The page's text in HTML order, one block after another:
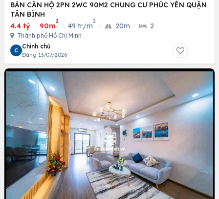
BÁN CĂN HỘ 2PN 2WC 90M2 CHUNG CƯ PHÚC YÊN QUẬN
TÂN BÌNH
4.4 tỷ · 90m
2
· 49 tr/m
2
· 20m · 2
Thành phố Hồ Chí Minh
C
Chính chủ
Đăng 13/07/2026